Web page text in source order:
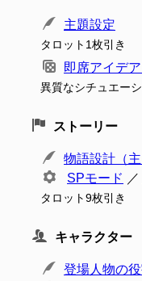
主題設定
タロット1枚引き
即席アイデ
異質なシチュエー
ストーリー
物語設計（主
SPモード ／
タロット9枚引き
キャラクター
登場人物の